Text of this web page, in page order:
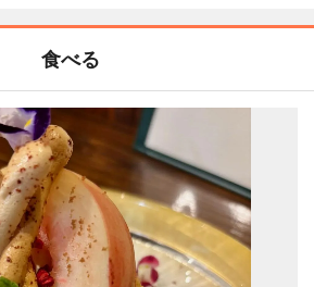
食べる